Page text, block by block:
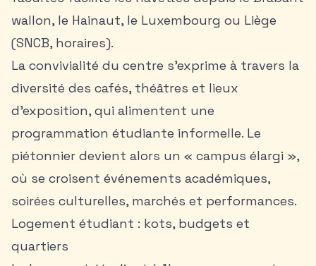
wallon, le Hainaut, le Luxembourg ou Liège
(SNCB, horaires).
La convivialité du centre s’exprime à travers la
diversité des cafés, théâtres et lieux
d’exposition, qui alimentent une
programmation étudiante informelle. Le
piétonnier devient alors un « campus élargi »,
où se croisent événements académiques,
soirées culturelles, marchés et performances.
Logement étudiant : kots, budgets et
quartiers